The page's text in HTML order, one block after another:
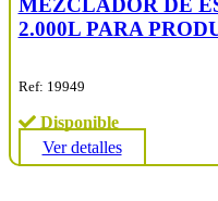
MEZCLADOR DE
2.000L PARA
Ref: 19949
Disponible
Ver detalles